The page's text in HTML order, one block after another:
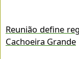
Reunião define
Cachoeira Grande